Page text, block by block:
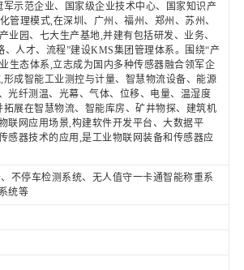
示范企业、国家级企业技术中心、国家知识产
管理模式,在深圳、广州、福州、郑州、苏州、
园、七大生产基地,并建有包括研发、业务、
人才、流程”建设KMS集团管理体系。围绕“产
生态体系,立志成为国内多种传感器融合领军企
成智能工业测控与计量、智慧物流设备、能源
光纤测温、光幕、气体、位移、电量、温湿度
展在智慧物流、智能库房、矿井物探、建筑机
联网应用场景,构建软件开发平台、大数据平
感器技术的应用,是工业物联网装备和传感器应
不停车检测系统、无人值守一卡通智能称重系
统等